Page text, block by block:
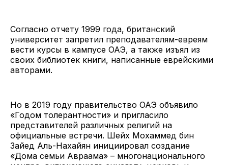
Согласно отчету 1999 года, британский
университет запретил преподавателям-евреям
вести курсы в кампусе ОАЭ, а также изъял из
своих библиотек книги, написанные еврейскими
авторами.
Но в 2019 году правительство ОАЭ объявило
«Годом толерантности» и пригласило
представителей различных религий на
официальные встречи. Шейх Мохаммед бин
Зайед Аль-Нахайян инициировал создание
«Дома семьи Авраама» – многонационального